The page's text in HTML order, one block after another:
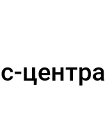
центра